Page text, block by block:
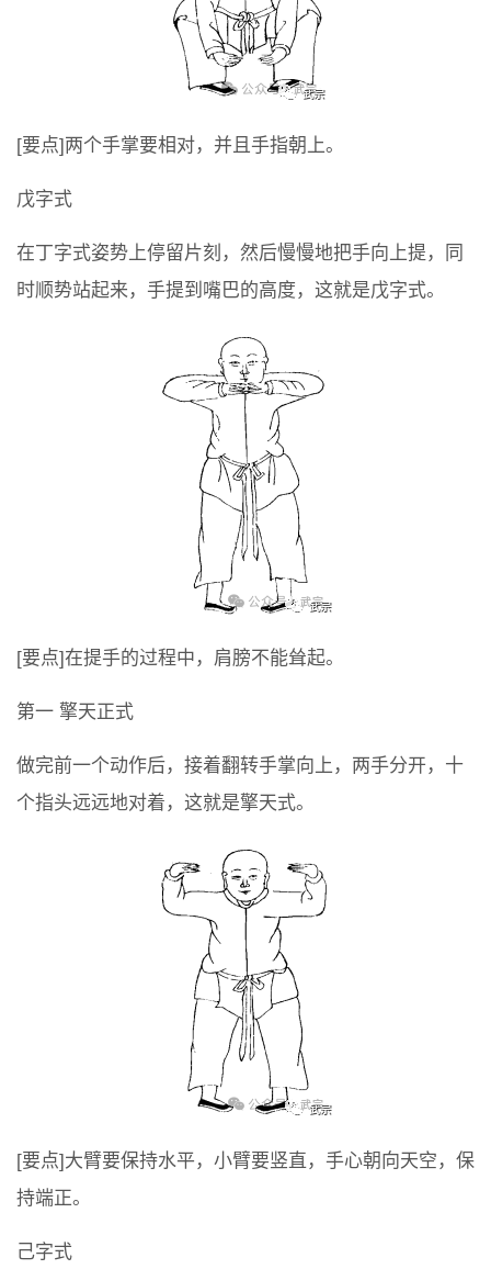
[要点]两个手掌要相对，并且手指朝上。
戊字式
在丁字式姿势上停留片刻，然后慢慢地把手向上提，同
时顺势站起来，手提到嘴巴的高度，这就是戊字式。
[要点]在提手的过程中，肩膀不能耸起。
第一 擎天正式
做完前一个动作后，接着翻转手掌向上，两手分开，十
个指头远远地对着，这就是擎天式。
[要点]大臂要保持水平，小臂要竖直，手心朝向天空，保
持端正。
己字式